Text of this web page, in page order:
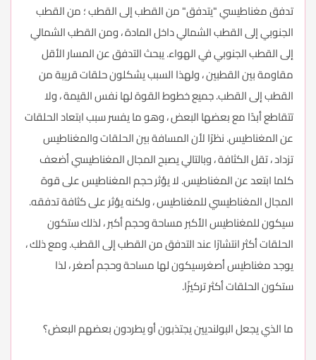
تدفق مغناطيسي "يتدفق" من القطب إلى القطب ؛ من القطب
الجنوبي إلى القطب الشمالي داخل المادة ، ومن القطب الشمالي
إلى القطب الجنوبي في الهواء. يبحث التدفق عن المسار الأقل
مقاومة بين القطبين ، ولهذا السبب يشكلون حلقات قريبة من
القطب إلى القطب. جميع خطوط القوة لها نفس القيمة ، ولا
تتقاطع أبدًا مع بعضها البعض ، وهو ما يفسر سبب ابتعاد الحلقات
عن المغناطيس. نظرًا لأن المسافة بين الحلقات والمغناطيس
تزداد ، تقل الكثافة ، وبالتالي يصبح المجال المغناطيسي أضعف
كلما ابتعد عن المغناطيس. لا يؤثر حجم المغناطيس على قوة
المجال المغناطيسي للمغناطيس ، ولكنه يؤثر على كثافة تدفقه.
سيكون للمغناطيس الأكبر مساحة وحجم أكبر ، لذلك ستكون
الحلقات أكثر انتشارًا عند التدفق من القطب إلى القطب. ومع ذلك ،
يوجد مغناطيس أصغرسيكون لها مساحة وحجم أصغر ، لذا
ستكون الحلقات أكثر تركيزًا.
ما الذي يجعل البولنديين يجتذبون أو يطردون بعضهم البعض؟